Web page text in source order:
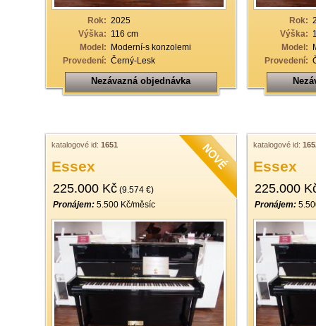
Rok: 2025
Výška: 116 cm
Model: Moderní-s konzolemi
Provedení: Černý-Lesk
Nezávazná objednávka
Rok:
Výška:
Model:
Provedení:
katalogové id: 1651
Essex
225.000 Kč (9.574 €)
Pronájem: 5.500 Kč/měsíc
katalogové id:
Essex
225.000
Pronájem: